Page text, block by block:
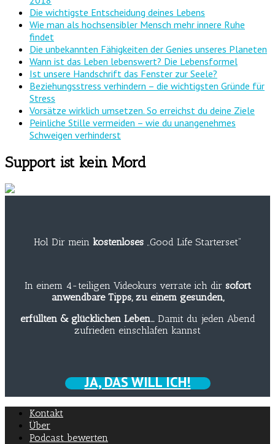
Die wichtigste Entscheidung deines Lebens
Wie man als hochsensibler Mensch mehr innere Ruhe
findet
Die unbekannten Fähigkeiten der Genies unseres Planeten
Wann ist das Leben lebenswert? Die Lebensformel
Ist unsere Handschrift das Fenster zur Seele?
Beziehungsstress verhindern – die wichtigsten Gründe für
Stress
Vorsätze wirklich umsetzen. So erreichst du deine Ziele
Peinliche Stille vermeiden – wie du unangenehmes
Schweigen verhinderst
Support ist kein Mord
Hol Dir mein kostenloses „Good Life Starterset“
In einem 4-teiligen Videokurs verrate ich dir sofort
anwendbare Tipps, zu einem gesunden,
erfüllten & glücklichen Leben…Damit du jeden Abend
zufrieden einschlafen kannst
JA, DAS WILL ICH!
Kontakt
Über
Podcast bewerten